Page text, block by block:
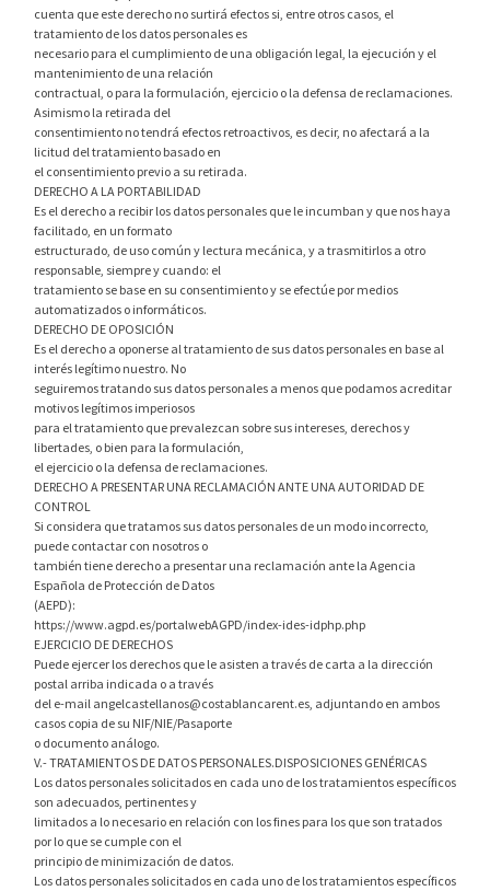
cuenta que este derecho no surtirá efectos si, entre otros casos, el
tratamiento de los datos personales es
necesario para el cumplimiento de una obligación legal, la ejecución y el
mantenimiento de una relación
contractual, o para la formulación, ejercicio o la defensa de reclamaciones.
Asimismo la retirada del
consentimiento no tendrá efectos retroactivos, es decir, no afectará a la
licitud del tratamiento basado en
el consentimiento previo a su retirada.
DERECHO A LA PORTABILIDAD
Es el derecho a recibir los datos personales que le incumban y que nos haya
facilitado, en un formato
estructurado, de uso común y lectura mecánica, y a trasmitirlos a otro
responsable, siempre y cuando: el
tratamiento se base en su consentimiento y se efectúe por medios
automatizados o informáticos.
DERECHO DE OPOSICIÓN
Es el derecho a oponerse al tratamiento de sus datos personales en base al
interés legítimo nuestro. No
seguiremos tratando sus datos personales a menos que podamos acreditar
motivos legítimos imperiosos
para el tratamiento que prevalezcan sobre sus intereses, derechos y
libertades, o bien para la formulación,
el ejercicio o la defensa de reclamaciones.
DERECHO A PRESENTAR UNA RECLAMACIÓN ANTE UNA AUTORIDAD DE
CONTROL
Si considera que tratamos sus datos personales de un modo incorrecto,
puede contactar con nosotros o
también tiene derecho a presentar una reclamación ante la Agencia
Española de Protección de Datos
(AEPD):
https://www.agpd.es/portalwebAGPD/index-ides-idphp.php
EJERCICIO DE DERECHOS
Puede ejercer los derechos que le asisten a través de carta a la dirección
postal arriba indicada o a través
del e-mail angelcastellanos@costablancarent.es, adjuntando en ambos
casos copia de su NIF/NIE/Pasaporte
o documento análogo.
V.- TRATAMIENTOS DE DATOS PERSONALES.DISPOSICIONES GENÉRICAS
Los datos personales solicitados en cada uno de los tratamientos específicos
son adecuados, pertinentes y
limitados a lo necesario en relación con los fines para los que son tratados
por lo que se cumple con el
principio de minimización de datos.
Los datos personales solicitados en cada uno de los tratamientos específicos